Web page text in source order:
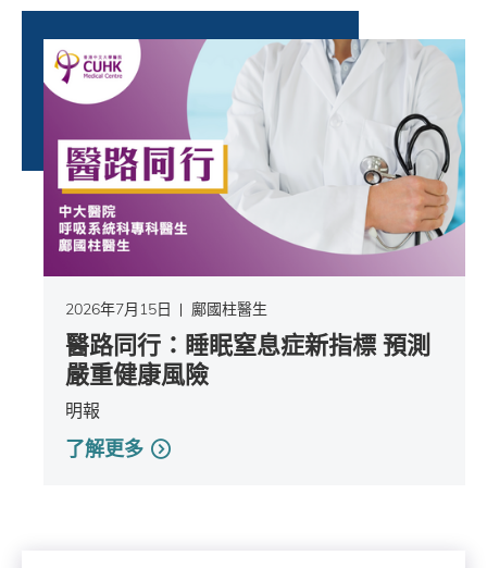
2026年7月15日 鄺國柱醫生
醫路同行：睡眠窒息症新指標 預測
嚴重健康風險
明報
了解更多